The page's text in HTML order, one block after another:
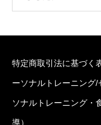
特定商取引法に基づく
ーソナルトレーニング/
ソナルトレーニング・
導）